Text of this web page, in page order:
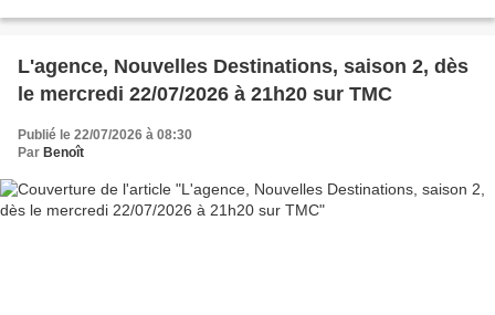
L'agence, Nouvelles Destinations, saison 2, dès
le mercredi 22/07/2026 à 21h20 sur TMC
Publié le 22/07/2026 à 08:30
Par Benoît